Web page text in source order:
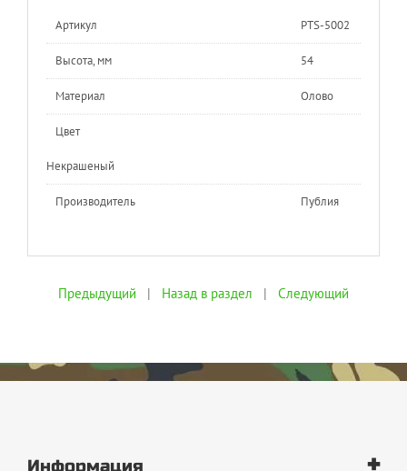
Артикул PTS-5002
Высота, мм 54
Материал Олово
Цвет
Некрашеный
Производитель Публия
Предыдущий | Назад в раздел | Следующий
Информация +